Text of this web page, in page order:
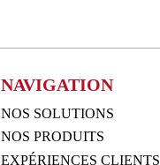
NAVIGATION
NOS SOLUTIONS
NOS PRODUITS
EXPÉRIENCES CLIENTS